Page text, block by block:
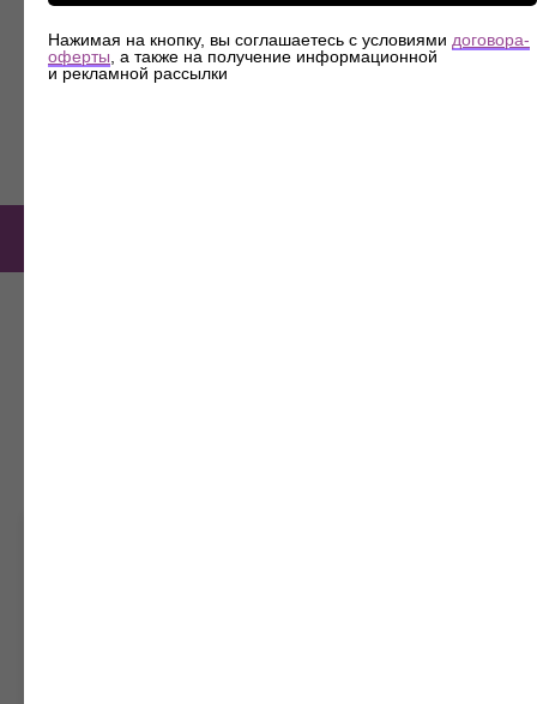
Нажимая на кнопку, вы соглашаетесь с условиями договора-
оферты , а также на получение информационной
и рекламной рассылки
оформление игры, которое погружало участников
в атмосферу и дополняло смыслы и концептуальные